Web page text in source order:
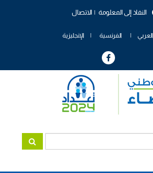
الاتصال النفاذ إلى المعلومة
العربي الفرنسية الإنجليزية